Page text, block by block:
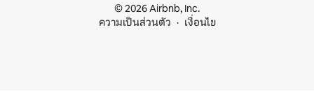
© 2026 Airbnb, Inc.
ความเป็นส่วนตัว
เงื่อนไข